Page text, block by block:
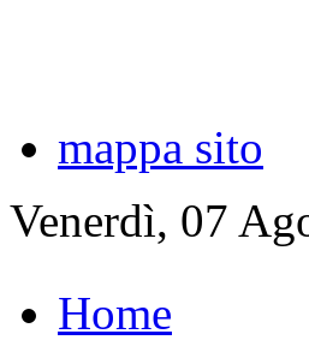
mappa sito
Venerdì, 07
Home